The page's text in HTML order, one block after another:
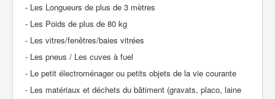
- Les Longueurs de plus de 3 mètres
- Les Poids de plus de 80 kg
- Les vitres/fenêtres/baies vitrées
- Les pneus / Les cuves à fuel
- Le petit électroménager ou petits objets de la vie courante
- Les matériaux et déchets du bâtiment (gravats, placo, laine